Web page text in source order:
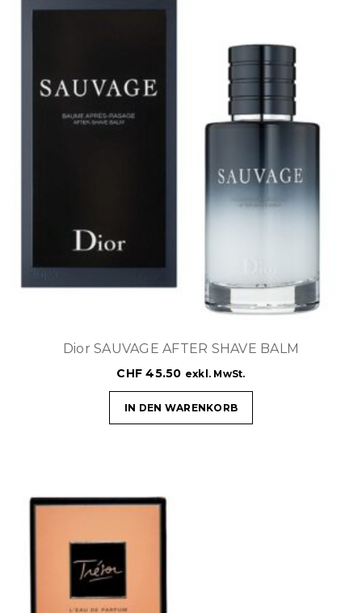
Dior SAUVAGE AFTER SHAVE BALM
CHF 45.50 exkl. MwSt.
IN DEN WARENKORB